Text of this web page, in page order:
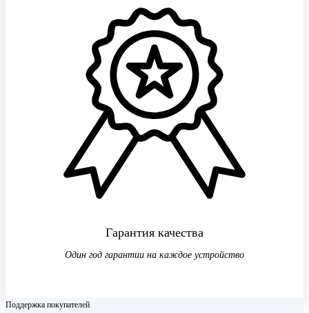
Гарантия качества
Один год гарантии на каждое устройство
Поддержка покупателей